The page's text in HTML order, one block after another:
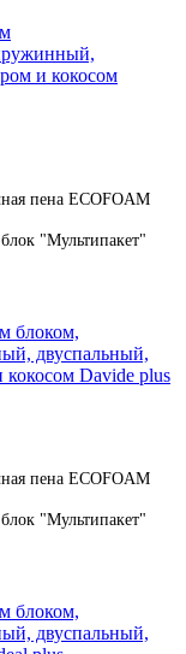
пена ECOFOAM
"Мультипакет"
пена ECOFOAM
"Мультипакет"